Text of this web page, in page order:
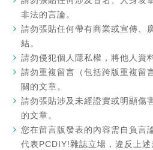
非法的言論。
請勿張貼任何帶有商業或宣傳、
結。
請勿侵犯個人隱私權，將他人資
請勿重複留言（包括跨版重複留
關的文章。
請勿張貼涉及未經證實或明顯傷
的文章。
您在留言版發表的內容需自負言
代表PCDIY!雜誌立場，違反上